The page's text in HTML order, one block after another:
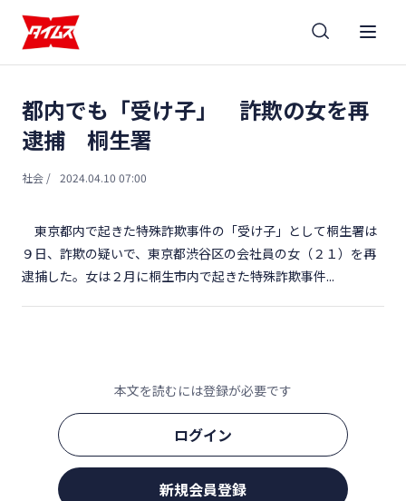
都内でも「受け子」 詐欺の女を再
逮捕 桐生署
社会 / 2024.04.10 07:00
東京都内で起きた特殊詐欺事件の「受け子」として桐生署は
９日、詐欺の疑いで、東京都渋谷区の会社員の女（２１）を再
逮捕した。女は２月に桐生市内で起きた特殊詐欺事件...
本文を読むには登録が必要です
ログイン
新規会員登録